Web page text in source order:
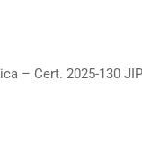
– Cert. 2025-130